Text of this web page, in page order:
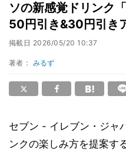
ソの新感覚ドリンク
50円引き&30円引き
掲載日 2026/05/20 10:37
著者： みるず
セブン - イレブン・ジャ
ンクの楽しみ方を提案す